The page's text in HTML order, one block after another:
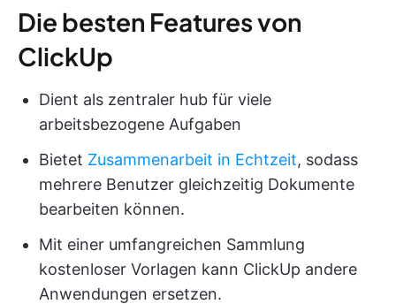
Die besten Features von
ClickUp
Dient als zentraler hub für viele
arbeitsbezogene Aufgaben
Bietet Zusammenarbeit in Echtzeit, sodass
mehrere Benutzer gleichzeitig Dokumente
bearbeiten können.
Mit einer umfangreichen Sammlung
kostenloser Vorlagen kann ClickUp andere
Anwendungen ersetzen.